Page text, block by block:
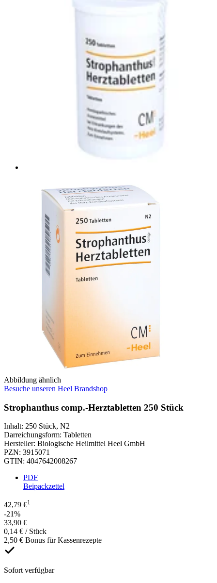
Abbildung ähnlich
Besuche unseren Heel Brandshop
Strophanthus comp.-Herztabletten 250 Stück
Inhalt: 250 Stück, N2
Darreichungsform: Tabletten
Hersteller: Biologische Heilmittel Heel GmbH
PZN: 3915071
GTIN: 4047642008267
PDF
Beipackzettel
42,79 €1
-21%
33,90 €
0,14 € / Stück
2,50 € Bonus für Kassenrezepte
Sofort verfügbar